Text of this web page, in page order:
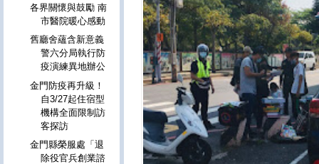
各界關懷與鼓勵 南
市醫院暖心感動
舊廳舍蘊含新意義
警六分局執行防
疫演練異地辦公
金門防疫再升級！
自3/27起住宿型
機構全面限制訪
客探訪
金門縣榮服處「退
除役官兵創業諮